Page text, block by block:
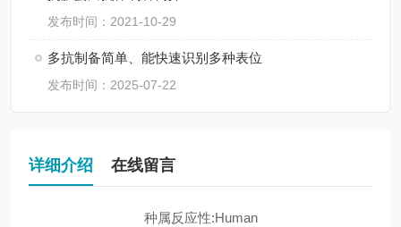
发布时间：2021-10-29
多抗制备简单、能快速识别多种表位
发布时间：2025-07-22
详细介绍 在线留言
种属反应性:Human